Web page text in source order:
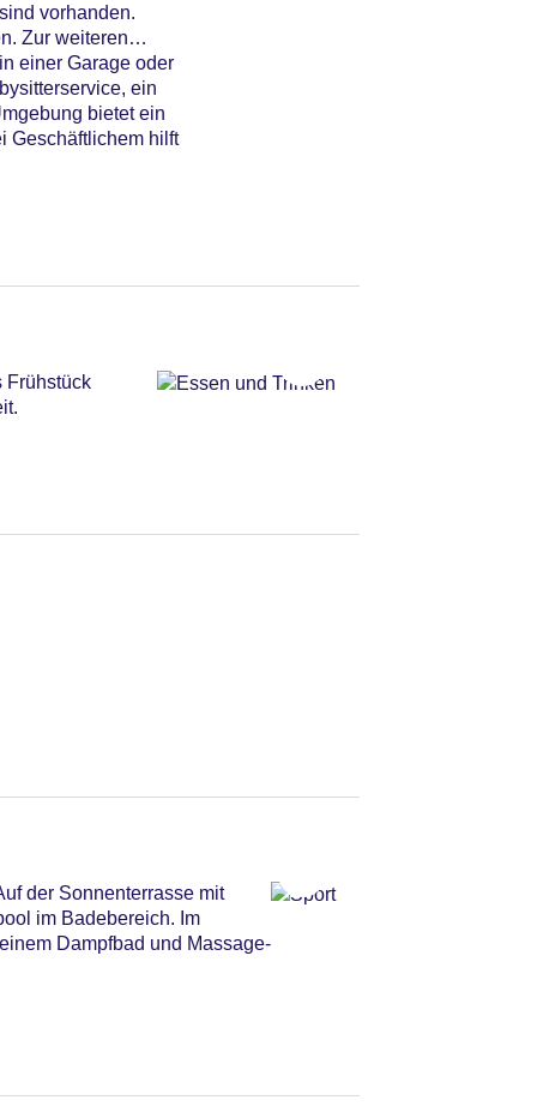
vorhanden.
Zur weiteren
einer Garage oder
ein
bietet ein
Geschäftlichem hilft
Frühstück
der Sonnenterrasse mit
im Badebereich. Im
Dampfbad und Massage-